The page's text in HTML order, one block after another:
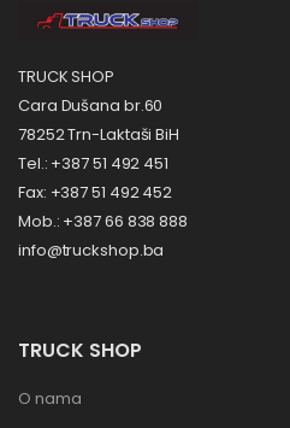
TRUCK SHOP
Cara Dušana br.60
78252 Trn-Laktaši BiH
Tel.: +387 51 492 451
Fax: +387 51 492 452
Mob.: +387 66 838 888
info@truckshop.ba
TRUCK SHOP
O nama